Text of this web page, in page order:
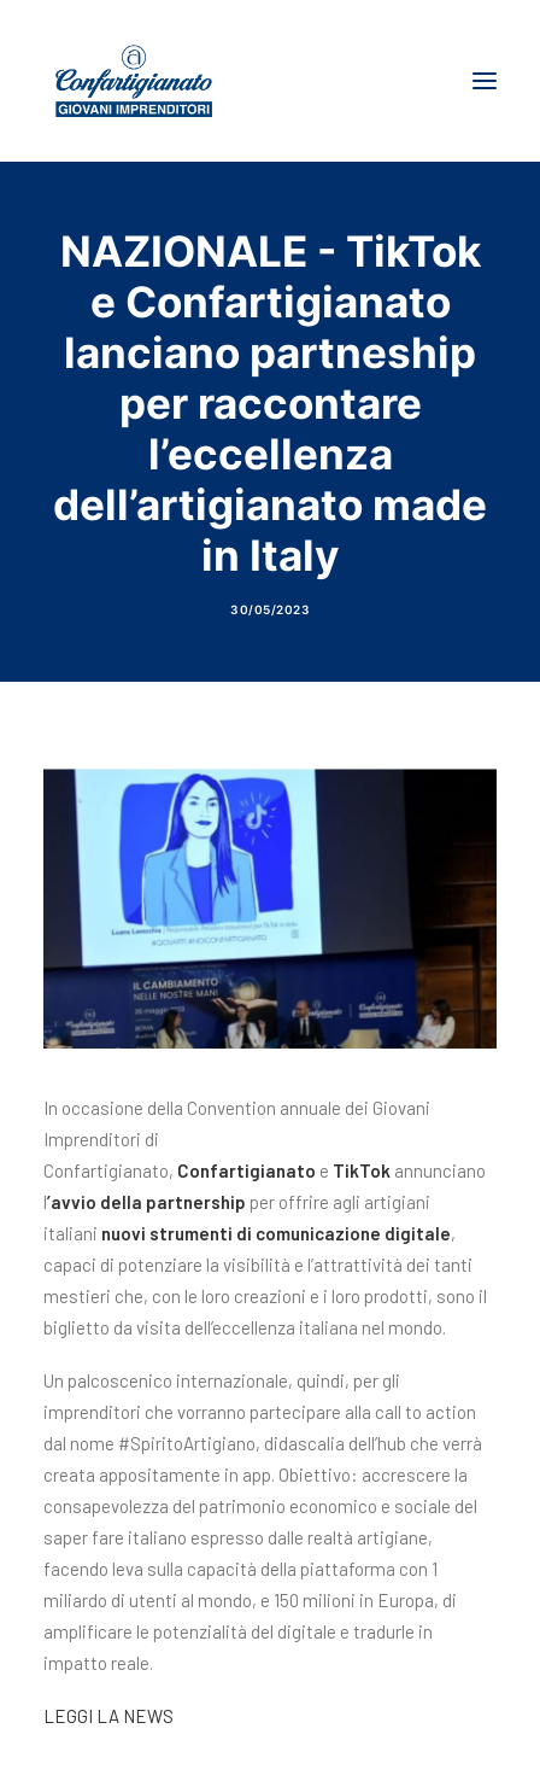
Dove siamo
Storie d’impresa
NAZIONALE - TikTok
e Confartigianato
lanciano partneship
per raccontare
l’eccellenza
dell’artigianato made
in Italy
30/05/2023
In occasione della Convention annuale dei Giovani
Imprenditori di
Confartigianato, Confartigianato e TikTok annunciano
l’avvio della partnership per offrire agli artigiani
italiani nuovi strumenti di comunicazione digitale,
capaci di potenziare la visibilità e l’attrattività dei tanti
mestieri che, con le loro creazioni e i loro prodotti, sono il
biglietto da visita dell’eccellenza italiana nel mondo.
Un palcoscenico internazionale, quindi, per gli
imprenditori che vorranno partecipare alla call to action
dal nome #SpiritoArtigiano, didascalia dell’hub che verrà
creata appositamente in app. Obiettivo: accrescere la
consapevolezza del patrimonio economico e sociale del
saper fare italiano espresso dalle realtà artigiane,
facendo leva sulla capacità della piattaforma con 1
miliardo di utenti al mondo, e 150 milioni in Europa, di
amplificare le potenzialità del digitale e tradurle in
impatto reale.
LEGGI LA NEWS